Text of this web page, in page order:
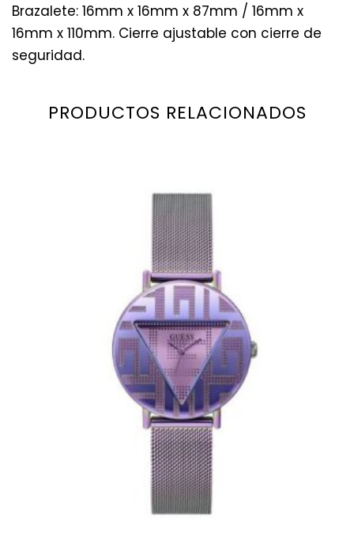
Brazalete: 16mm x 16mm x 87mm / 16mm x
16mm x 110mm. Cierre ajustable con cierre de
seguridad.
PRODUCTOS RELACIONADOS